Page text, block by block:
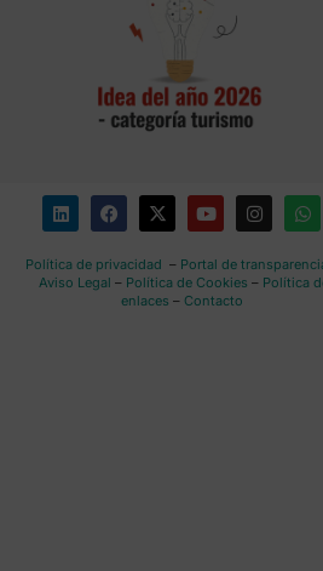
Política de privacidad – Portal de
Aviso Legal – Política de Cookies – Política
enlaces – Contacto